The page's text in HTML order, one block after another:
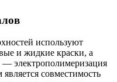
используют
и жидкие краски, а
электрополимеризация
совместимость